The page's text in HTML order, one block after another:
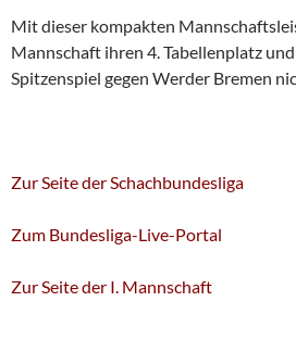
Mit dieser kompakten
Mannschaft ihren 4. Tabellenplatz
Spitzenspiel gegen Werder Bremen
Zur Seite der Schachbundesliga
Zum Bundesliga-Live-Portal
Zur Seite der I. Mannschaft